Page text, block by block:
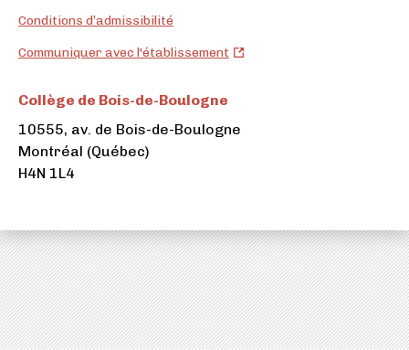
Conditions d’admissibilité
Communiquer avec l'établissement Collège
Boulogne
onglet)
Collège de Bois-de-Boulogne
10555, av. de Bois-de-Boulogne
Montréal (Québec)
H4N 1L4